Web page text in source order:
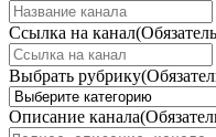
Ссылка на канал
Выбрать рубрику
Описание канала